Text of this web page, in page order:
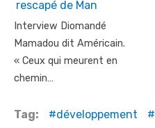
rescapé de Man
Interview Diomandé
Mamadou dit Américain.
« Ceux qui meurent en
chemin…
Tag: développement